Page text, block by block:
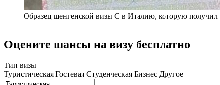
Образец шенгенской визы C в Италию, которую получил
Оцените шансы на визу бесплатно
Тип визы
Туристическая Гостевая Студенческая Бизнес Другое